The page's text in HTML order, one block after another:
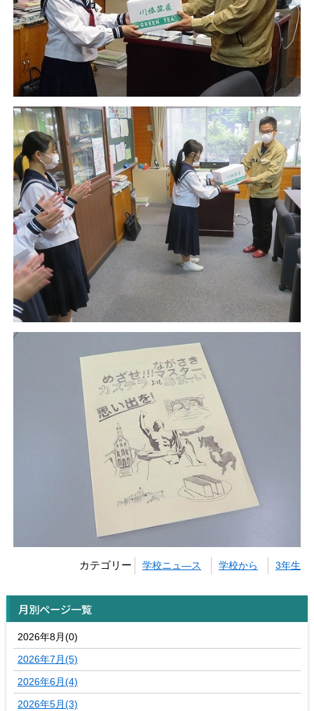
カテゴリー 学校ニュ―ス 学校から 3年生
月別ページ一覧
2026年8月(0)
2026年7月(5)
2026年6月(4)
2026年5月(3)